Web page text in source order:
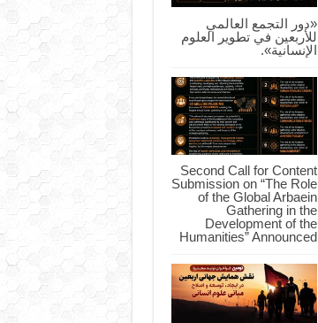
«دور التجمع العالمي
للأربعين في تطوير العلوم
الإنسانية».
Second Call for Content
Submission on “The Role
of the Global Arbaein
Gathering in the
Development of the
Humanities” Announced